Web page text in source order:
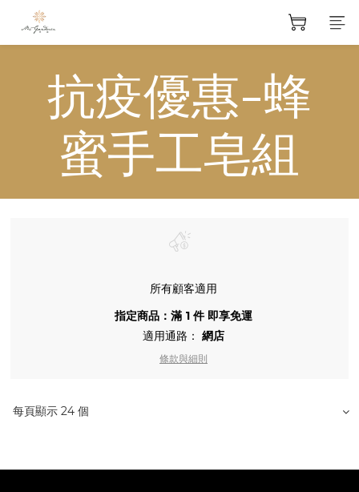
抗疫優惠-蜂
蜜手工皂組
所有顧客適用
指定商品：滿 1 件 即享免運
適用通路： 網店
條款與細則
每頁顯示 24 個